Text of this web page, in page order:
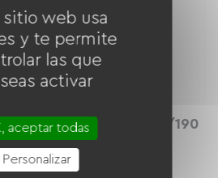
G-LIFE Longtail (160/190
sitio web usa
y te permite
las que
activar
aceptar todas
Personalizar